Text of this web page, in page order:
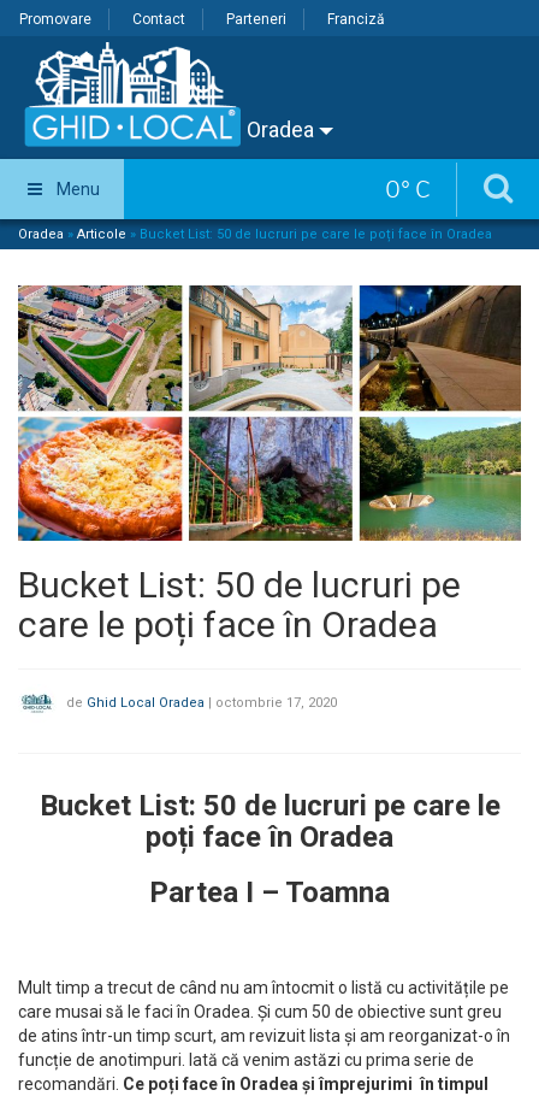
Promovare Contact Parteneri Franciză
Oradea
0° C
Menu
Oradea » Articole » Bucket List: 50 de lucruri pe care le poți face în Oradea
Bucket List: 50 de lucruri pe
care le poți face în Oradea
de Ghid Local Oradea | octombrie 17, 2020
Bucket List: 50 de lucruri pe care le
poți face în Oradea
Partea I – Toamna
Mult timp a trecut de când nu am întocmit o listă cu activitățile pe
care musai să le faci în Oradea. Și cum 50 de obiective sunt greu
de atins într-un timp scurt, am revizuit lista și am reorganizat-o în
funcție de anotimpuri. Iată că venim astăzi cu prima serie de
recomandări. Ce poți face în Oradea și împrejurimi în timpul